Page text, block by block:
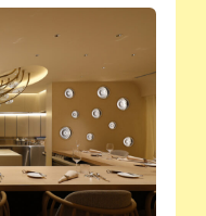
、記憶に残る美食体験
ト